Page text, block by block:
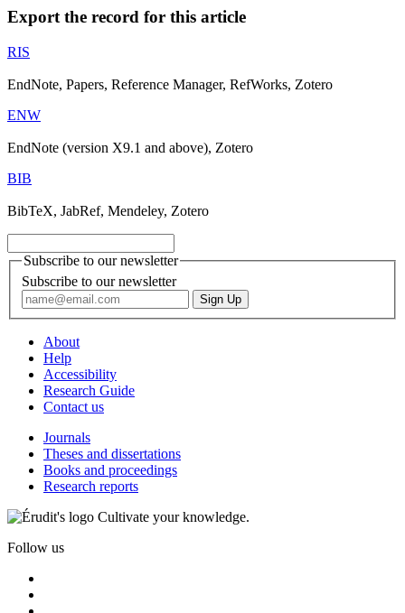
Export the record for this article
RIS
EndNote, Papers, Reference Manager, RefWorks, Zotero
ENW
EndNote (version X9.1 and above), Zotero
BIB
BibTeX, JabRef, Mendeley, Zotero
Subscribe to our newsletter
Subscribe to our newsletter
About
Help
Accessibility
Research Guide
Contact us
Journals
Theses and dissertations
Books and proceedings
Research reports
Cultivate your knowledge.
Follow us